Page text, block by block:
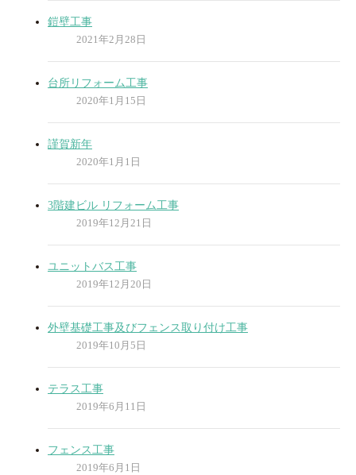
鎧壁工事
2021年2月28日
台所リフォーム工事
2020年1月15日
謹賀新年
2020年1月1日
3階建ビル リフォーム工事
2019年12月21日
ユニットバス工事
2019年12月20日
外壁基礎工事及びフェンス取り付け工事
2019年10月5日
テラス工事
2019年6月11日
フェンス工事
2019年6月1日